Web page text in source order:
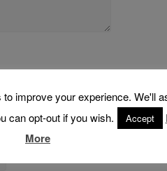
improve your experience. We'll
can opt-out if you wish.
Accept
More